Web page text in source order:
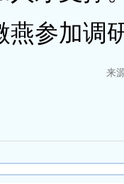
参加调
来